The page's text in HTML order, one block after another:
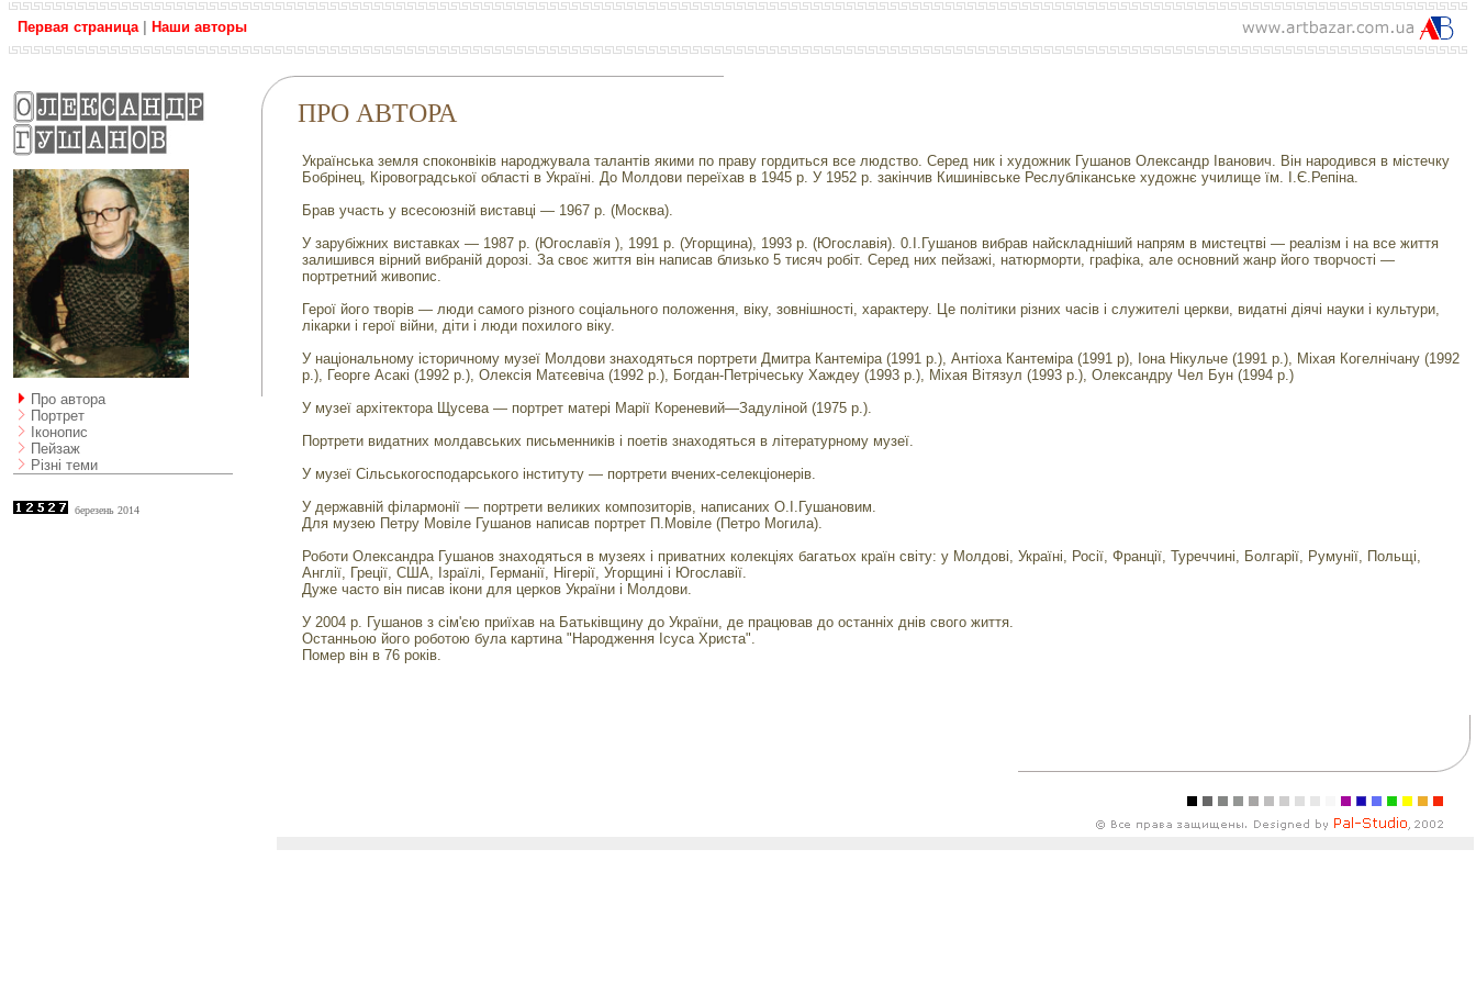
Первая страница Наши авторы
Про автора
Портрет
Іконопис
Пейзаж
Різні теми
березень 2014
ПРО АВТОРА
Українська земля споконвіків народжувала талантів якими по праву гордиться все людство. Серед ник і художник Гушанов Олександр Іванович. Він народився в містечку
Бобрінец, Кіровоградської області в Україні. До Молдови переїхав в 1945 р. У 1952 р. закінчив Кишинівське Реслубліканське художнє училище їм. І.Є.Репіна.
Брав участь у всесоюзній виставці — 1967 р. (Москва).
У зарубіжних виставках — 1987 р. (Югославїя ), 1991 р. (Угорщина), 1993 р. (Югославія). 0.І.Гушанов вибрав найскладніший напрям в мистецтві — реалізм і на все життя
залишився вірний вибраній дорозі. За своє життя він написав близько 5 тисяч робіт. Серед них пейзажі, натюрморти, графіка, але основний жанр його творчості —
портретний живопис.
Герої його творів — люди самого різного соціального положення, віку, зовнішності, характеру. Це політики різних часів і служителі церкви, видатні діячі науки і культури,
лікарки і герої війни, діти і люди похилого віку.
У національному історичному музеї Молдови знаходяться портрети Дмитра Кантеміра (1991 р.), Антіоха Кантеміра (1991 р), Іона Нікульче (1991 р.), Міхая Когелнічану (1992
р.), Георге Асакі (1992 р.), Олексія Матєевіча (1992 р.), Богдан-Петрічеську Хаждеу (1993 р.), Міхая Вітязул (1993 р.), Олександру Чел Бун (1994 р.)
У музеї архітектора Щусева — портрет матері Марії Кореневий—Задуліной (1975 р.).
Портрети видатних молдавських письменників і поетів знаходяться в літературному музеї.
У музеї Сільськогосподарського інституту — портрети вчених-селекціонерів.
У державній філармонії — портрети великих композиторів, написаних О.І.Гушановим.
Для музею Петру Мовіле Гушанов написав портрет П.Мовіле (Петро Могила).
Роботи Олександра Гушанов знаходяться в музеях і приватних колекціях багатьох країн світу: у Молдові, Україні, Росії, Франції, Туреччині, Болгарії, Румунії, Польщі,
Англії, Греції, США, Ізраїлі, Германії, Нігерії, Угорщині і Югославії.
Дуже часто він писав ікони для церков України і Молдови.
У 2004 р. Гушанов з сім'єю приїхав на Батьківщину до України, де працював до останніх днів свого життя.
Останньою його роботою була картина "Народження Ісуса Христа".
Помер він в 76 років.